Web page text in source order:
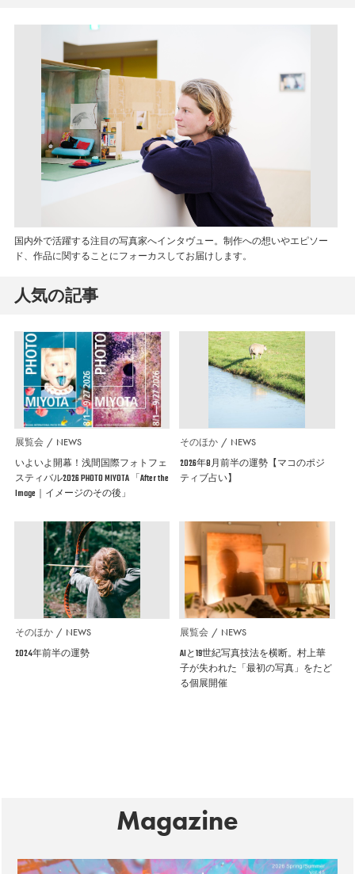
国内外で活躍する注目の写真家へインタヴュー。制作への想いやエピソー
ド、作品に関することにフォーカスしてお届けします。
人気の記事
展覧会 NEWS
いよいよ開幕！浅間国際フォトフェ
スティバル2026 PHOTO MIYOTA 「After the
Image｜イメージのその後」
そのほか NEWS
2026年8月前半の運勢【マコのポジ
ティブ占い】
そのほか NEWS
2024年前半の運勢
展覧会 NEWS
AIと19世紀写真技法を横断。村上華
子が失われた「最初の写真」をたど
る個展開催
Magazine